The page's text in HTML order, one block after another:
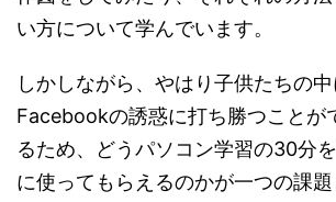
い方について学んでいます。
しかしながら、やはり子供たちの
Facebookの誘惑に打ち勝つことが
るため、どうパソコン学習の30分
に使ってもらえるのかが一つの課